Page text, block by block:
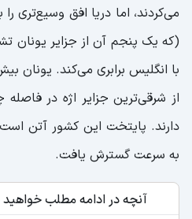
می‌کردند، اما دریا افق وسیع‌تری
(که یک پنجم آن از جزایر یونان
از شرقی‌ترین جزایر اژه در
دارند. پایتخت این کشور آتن
به سرعت گسترش یافت.
آنچه در ادامه مطلب خواهید